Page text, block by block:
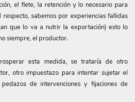
el flete, la retención y lo necesario para
sabemos por experiencias fallidas
que lo va a nutrir la exportación) esto lo
siempre, el productor.
esta medida, se trataría de otro
otro impuestazo para intentar sujetar el
de intervenciones y fijaciones de